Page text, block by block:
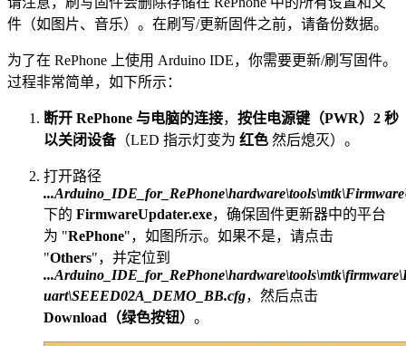
件（如图片、音乐）。在刷写/更新固件之前，请备份数据。
为了在 RePhone 上使用 Arduino IDE，你需要更新/刷写固件。
过程非常简单，如下所示：
断开 RePhone 与电脑的连接， 按住电源键（PWR）2 秒
以关闭设备（LED 指示灯变为 红色 然后熄灭）。
打开路径
下的 FirmwareUpdater.exe，确保固件更新器中的平台
为 "RePhone"，如图所示。如果不是，请点击
"Others"，并定位到
uart\SEEED02A_DEMO_BB.cfg，然后点击
Download（绿色按钮） 。